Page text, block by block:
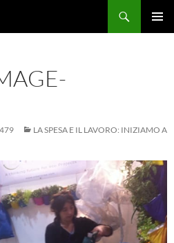
LA SPESA E IL LAVORO: INIZIAMO A